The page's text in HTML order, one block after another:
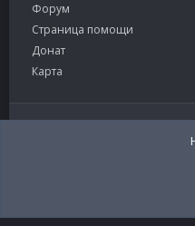
Форум
Страница помощи
Донат
Карта